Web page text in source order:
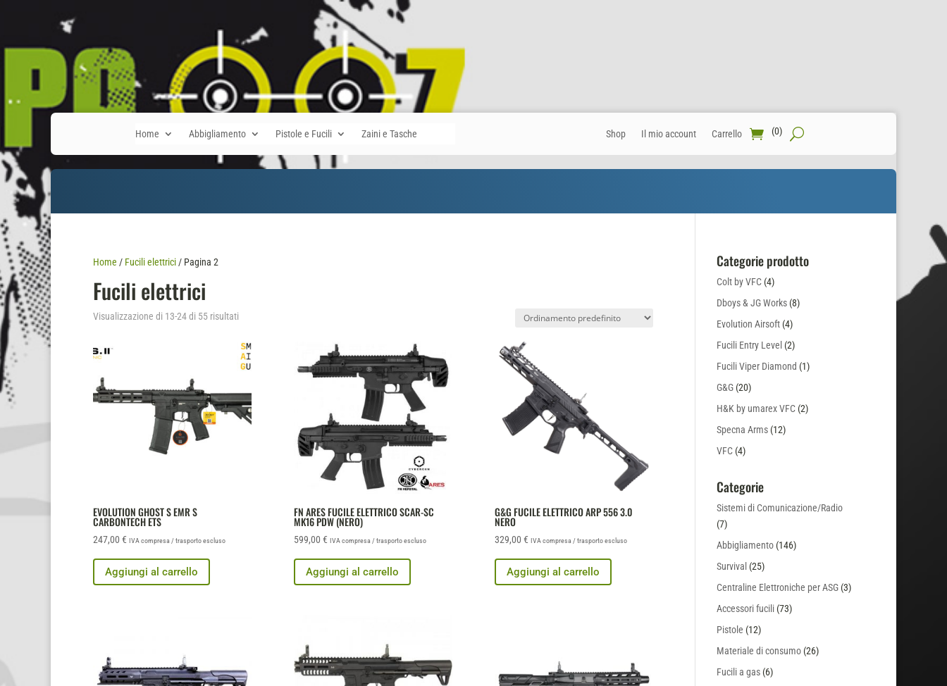
Home Abbigliamento Pistole e Fucili Zaini e Tasche Shop Il mio account Carrello (0)
Home / Fucili elettrici / Pagina 2
Fucili elettrici
Visualizzazione di 13-24 di 55 risultati
EVOLUTION GHOST S EMR S
CARBONTECH ETS
247,00 € IVA compresa / trasporto escluso
Aggiungi al carrello
FN ARES FUCILE ELETTRICO SCAR-SC
MK16 PDW (NERO)
599,00 € IVA compresa / trasporto escluso
Aggiungi al carrello
G&G FUCILE ELETTRICO ARP 556 3.0
NERO
329,00 € IVA compresa / trasporto escluso
Aggiungi al carrello
Categorie prodotto
Colt by VFC (4)
Dboys & JG Works (8)
Evolution Airsoft (4)
Fucili Entry Level (2)
Fucili Viper Diamond (1)
G&G (20)
H&K by umarex VFC (2)
Specna Arms (12)
VFC (4)
Categorie
Sistemi di Comunicazione/Radio
(7)
Abbigliamento (146)
Survival (25)
Centraline Elettroniche per ASG (3)
Accessori fucili (73)
Pistole (12)
Materiale di consumo (26)
Fucili a gas (6)